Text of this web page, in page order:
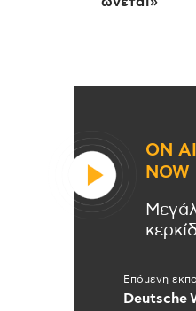
ON
NOW
Επόμενη
Deutsche